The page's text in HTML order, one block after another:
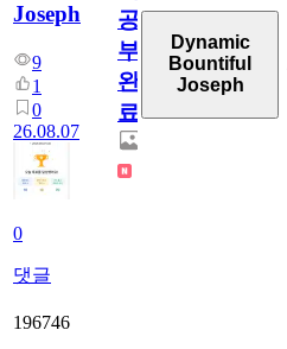
Joseph
9
1
0
26.08.07
0
댓글
공
부
완
료
Dynamic
Bountiful
Joseph
196746